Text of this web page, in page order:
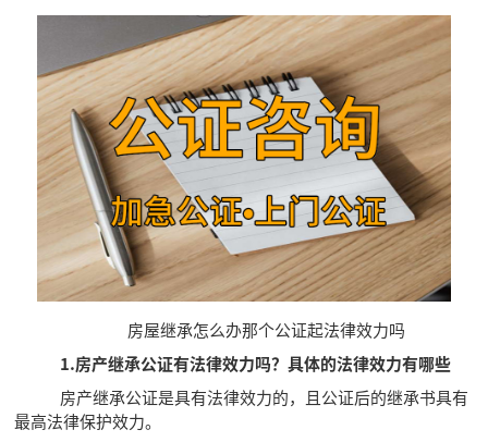
房屋继承怎么办那个公证起法律效力吗
1.房产继承公证有法律效力吗？具体的法律效力有哪些
房产继承公证是具有法律效力的，且公证后的继承书具有
最高法律保护效力。